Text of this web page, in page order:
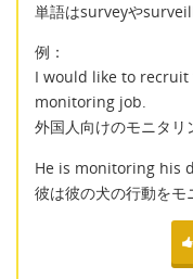
単語はsurveyや
例：
I would like to
monitoring job.
外国人向けのモニタリ
He is monitoring his
彼は彼の犬の行動をモ